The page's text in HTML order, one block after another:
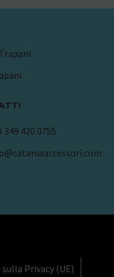
349 420 0755
Privacy (UE)